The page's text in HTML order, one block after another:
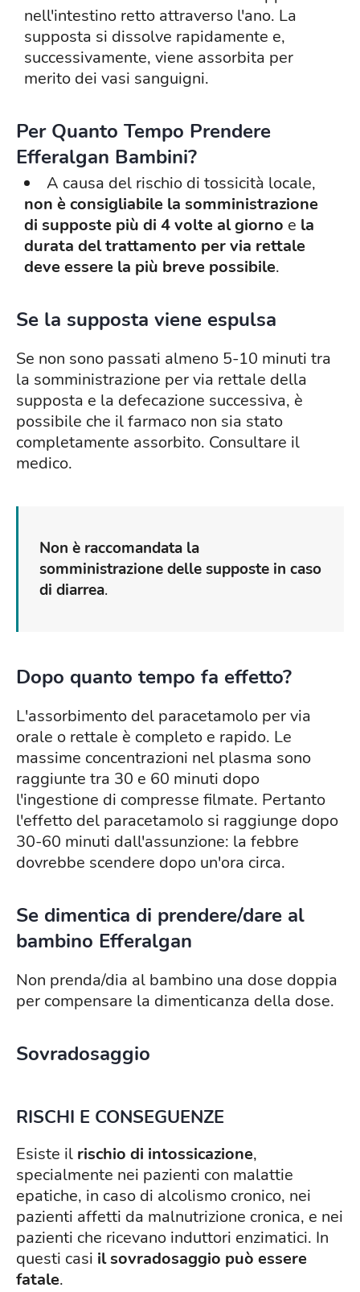
nell'intestino retto attraverso l'ano. La
supposta si dissolve rapidamente e,
successivamente, viene assorbita per
merito dei vasi sanguigni.
Per Quanto Tempo Prendere
Efferalgan Bambini?
A causa del rischio di tossicità locale,
non è consigliabile la somministrazione
di supposte più di 4 volte al giorno e la
durata del trattamento per via rettale
deve essere la più breve possibile.
Se la supposta viene espulsa
Se non sono passati almeno 5-10 minuti tra
la somministrazione per via rettale della
supposta e la defecazione successiva, è
possibile che il farmaco non sia stato
completamente assorbito. Consultare il
medico.
Non è raccomandata la
somministrazione delle supposte in caso
di diarrea.
Dopo quanto tempo fa effetto?
L'assorbimento del paracetamolo per via
orale o rettale è completo e rapido. Le
massime concentrazioni nel plasma sono
raggiunte tra 30 e 60 minuti dopo
l'ingestione di compresse filmate. Pertanto
l'effetto del paracetamolo si raggiunge dopo
30-60 minuti dall'assunzione: la febbre
dovrebbe scendere dopo un'ora circa.
Se dimentica di prendere/dare al
bambino Efferalgan
Non prenda/dia al bambino una dose doppia
per compensare la dimenticanza della dose.
Sovradosaggio
RISCHI E CONSEGUENZE
Esiste il rischio di intossicazione,
specialmente nei pazienti con malattie
epatiche, in caso di alcolismo cronico, nei
pazienti affetti da malnutrizione cronica, e nei
pazienti che ricevano induttori enzimatici. In
questi casi il sovradosaggio può essere
fatale.